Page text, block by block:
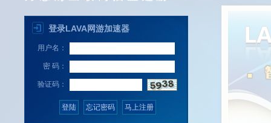
登录LAVA网游加速器
用户名：
密 码：
验证码：